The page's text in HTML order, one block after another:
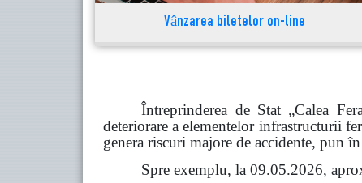
Vânzarea biletelor on-line
Întreprinderea de Stat „Calea
deteriorare a elementelor infrastructurii
genera riscuri majore de accidente, pun
Spre exemplu, la 09.05.2026,